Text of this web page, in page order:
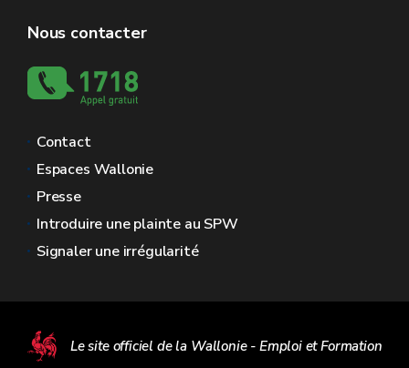
Nous contacter
Contact
Espaces Wallonie
Presse
Introduire une plainte au SPW
Signaler une irrégularité
Le site officiel de la Wallonie - Emploi et Formation